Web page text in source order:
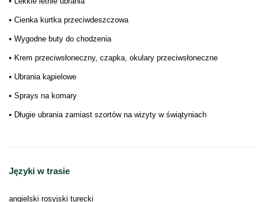
• Cienka kurtka przeciwdeszczowa
• Wygodne buty do chodzenia
• Krem przeciwsłoneczny, czapka, okulary przeciwsłoneczne
• Ubrania kąpielowe
• Sprays na komary
• Długie ubrania zamiast szortów na wizyty w świątyniach
Języki w trasie
angielski rosyjski turecki